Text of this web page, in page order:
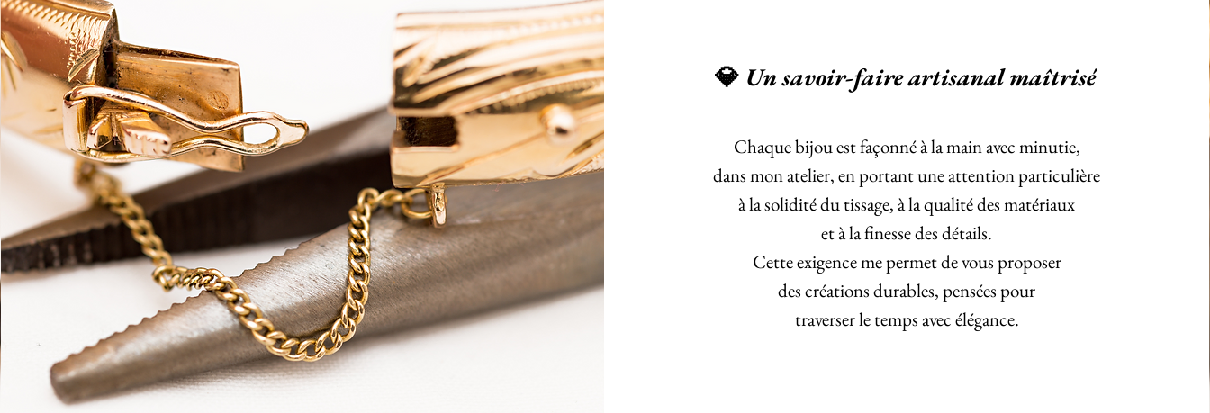
💎 Un savoir-faire artisanal maîtrisé
Chaque bijou est façonné à la main avec minutie,
dans mon atelier, en portant une attention particulière
à la solidité du tissage, à la qualité des matériaux
et à la finesse des détails.
Cette exigence me permet de vous proposer
des créations durables, pensées pour
traverser le temps avec élégance.